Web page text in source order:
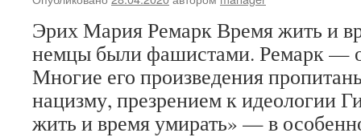
Эрих Мария Ремарк Время жить и
немцы были фашистами. Ремарк —
Многие его произведения
нацизму, презрением к идеологии
жить и время умирать» — в